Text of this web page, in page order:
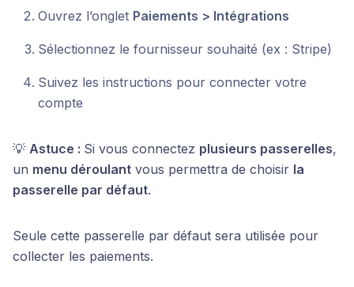
Ouvrez l’onglet Paiements > Intégrations
Sélectionnez le fournisseur souhaité (ex : Stripe)
Suivez les instructions pour connecter votre
compte
💡 Astuce : Si vous connectez plusieurs passerelles,
un menu déroulant vous permettra de choisir la
passerelle par défaut.
Seule cette passerelle par défaut sera utilisée pour
collecter les paiements.